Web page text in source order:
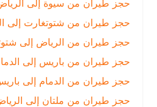
حجز طيران من سيوة إلى الرياض
|
حجز طيران من شتوتغارت إلى الرياض
حجز طيران من الرياض إلى شتوتغارت
حجز طيران من باريس إلى الدمام
|
حجز طيران من الدمام إلى باريس
|
حجز طيران من ملتان إلى الرياض
|